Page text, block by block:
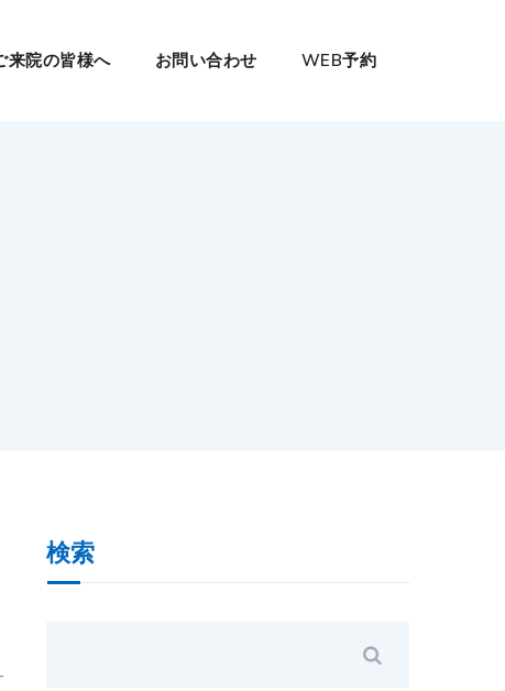
来院の皆様へ お問い合わせ WEB予約
検索